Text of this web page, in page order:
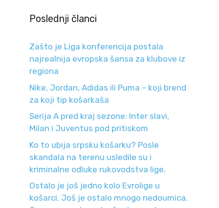
Poslednji članci
Zašto je Liga konferencija postala
najrealnija evropska šansa za klubove iz
regiona
Nike, Jordan, Adidas ili Puma – koji brend
za koji tip košarkaša
Serija A pred kraj sezone: Inter slavi,
Milan i Juventus pod pritiskom
Ko to ubija srpsku košarku? Posle
skandala na terenu usledile su i
kriminalne odluke rukovodstva lige.
Ostalo je još jedno kolo Evrolige u
košarci. Još je ostalo mnogo nedoumica.